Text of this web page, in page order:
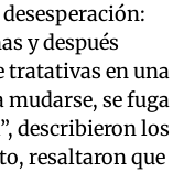
y después
tratativas en una
se fuga
describieron los
resaltaron que